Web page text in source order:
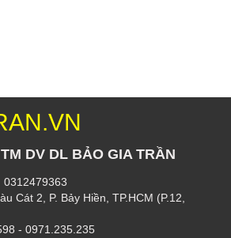
DV DL BẢO GIA TRẦN
0312479363
Cát 2, P. Bảy Hiền, TP.HCM (P.12,
- 0971.235.235